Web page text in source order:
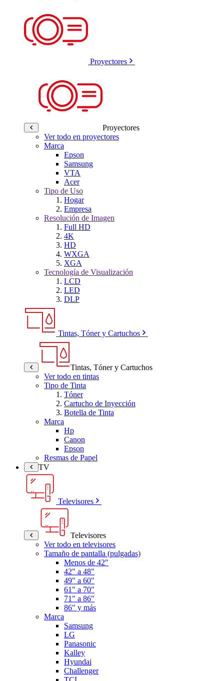
Proyectores
Proyectores
Ver todo en proyectores
Marca
Epson
Samsung
VTA
Acer
Tipo de Uso
Hogar
Empresa
Resolución de Imagen
Full HD
4K
HD
WXGA
XGA
Tecnología de Visualización
LCD
LED
DLP
Tintas, Tóner y Cartuchos
Tintas, Tóner y Cartuchos
Ver todo en tintas
Tipo de Tinta
Tóner
Cartucho de Inyección
Botella de Tinta
Marca
Hp
Canon
Epson
Resmas de Papel
TV
Televisores
Televisores
Ver todo en televisores
Tamaño de pantalla (pulgadas)
Menos de 42"
42" a 48"
49" a 60"
61" a 70"
71" a 86"
86" y más
Marca
Samsung
LG
Panasonic
Kalley
Hyundai
Challenger